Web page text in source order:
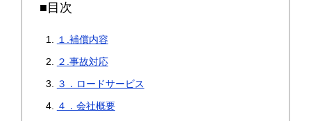
■目次
１.補償内容
２.事故対応
３．ロードサービス
４．会社概要